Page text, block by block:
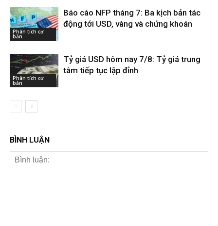
Phân tích cơ
bản
Báo cáo NFP tháng 7: Ba kịch bản tác
động tới USD, vàng và chứng khoán
Phân tích cơ
bản
Tỷ giá USD hôm nay 7/8: Tỷ giá trung
tâm tiếp tục lập đỉnh
BÌNH LUẬN